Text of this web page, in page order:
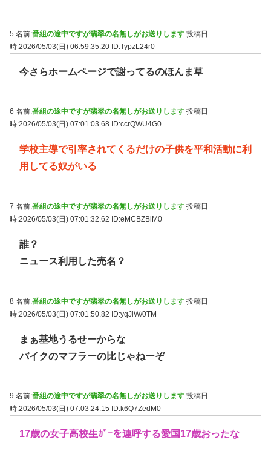
5 名前:番組の途中ですが翡翠の名無しがお送りします 投稿日
時:2026/05/03(日) 06:59:35.20 ID:TypzL24r0
今さらホームページで謝ってるのほんま草
6 名前:番組の途中ですが翡翠の名無しがお送りします 投稿日
時:2026/05/03(日) 07:01:03.68 ID:ccrQWU4G0
学校主導で引率されてくるだけの子供を平和活動に利
用してる奴がいる
7 名前:番組の途中ですが翡翠の名無しがお送りします 投稿日
時:2026/05/03(日) 07:01:32.62
ID:eMCBZBlM0
誰？
ニュース利用した売名？
8 名前:番組の途中ですが翡翠の名無しがお送りします 投稿日
時:2026/05/03(日) 07:01:50.82 ID:yqJiW/0TM
まぁ基地うるせーからな
バイクのマフラーの比じゃねーぞ
9 名前:番組の途中ですが翡翠の名無しがお送りします 投稿日
時:2026/05/03(日) 07:03:24.15
ID:k6Q7ZedM0
17歳の女子高校生ｶﾞｰを連呼する愛国17歳おったな